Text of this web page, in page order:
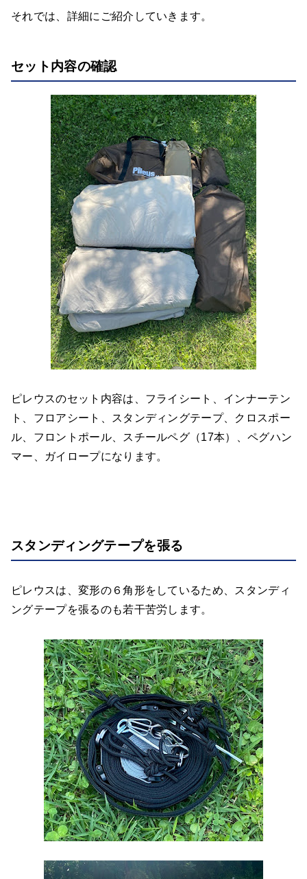
それでは、詳細にご紹介していきます。
セット内容の確認
ピレウスのセット内容は、フライシート、インナーテン
ト、フロアシート、スタンディングテープ、クロスポー
ル、フロントポール、スチールペグ（17本）、ペグハン
マー、ガイロープになります。
スタンディングテープを張る
ピレウスは、変形の６角形をしているため、スタンディ
ングテープを張るのも若干苦労します。